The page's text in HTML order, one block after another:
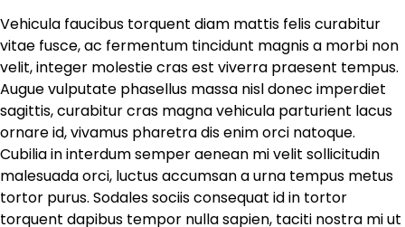
Vehicula faucibus torquent diam mattis felis curabitur
vitae fusce, ac fermentum tincidunt magnis a morbi non
velit, integer molestie cras est viverra praesent tempus.
Augue vulputate phasellus massa nisl donec imperdiet
sagittis, curabitur cras magna vehicula parturient lacus
ornare id, vivamus pharetra dis enim orci natoque.
Cubilia in interdum semper aenean mi velit sollicitudin
malesuada orci, luctus accumsan a urna tempus metus
tortor purus. Sodales sociis consequat id in tortor
torquent dapibus tempor nulla sapien, taciti nostra mi ut